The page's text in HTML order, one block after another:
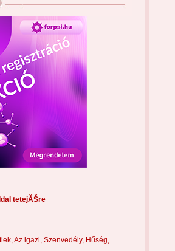
tetejĂŠre
Az igazi, Szenvedély, Hűség,